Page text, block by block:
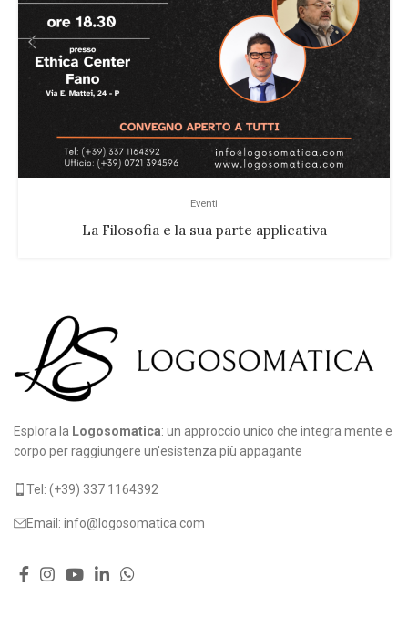
Eventi
La Filosofia e la sua parte applicativa
Esplora la Logosomatica: un approccio unico che integra mente e
corpo per raggiungere un'esistenza più appagante
Tel: (+39) 337 1164392
Email: info@logosomatica.com